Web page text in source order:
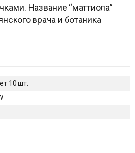
Название “маттиола”
врача и ботаника
10 шт.